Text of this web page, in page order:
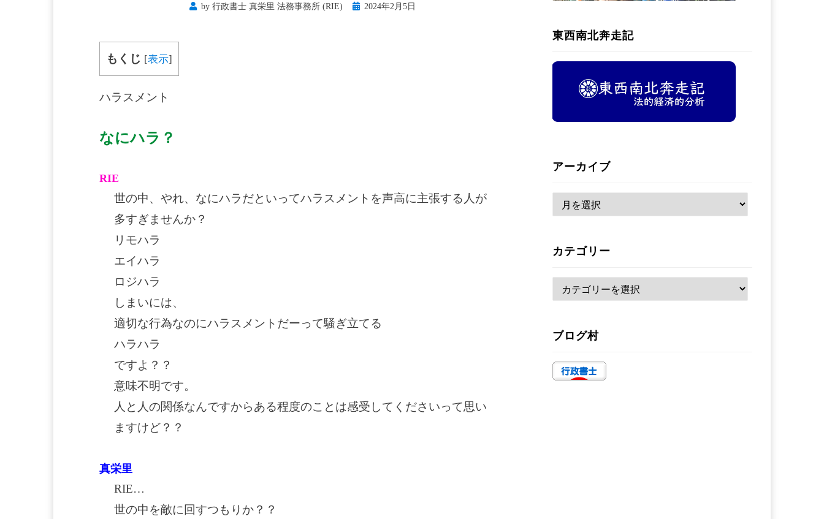
by行政書士 真栄里 法務事務所 (RIE)
Posted2024年2月5日
もくじ [表示]
ハラスメント
なにハラ？
RIE
世の中、やれ、なにハラだといってハラスメントを声高に主張する人が
多すぎませんか？
リモハラ
エイハラ
ロジハラ
しまいには、
適切な行為なのにハラスメントだーって騒ぎ立てる
ハラハラ
ですよ？？
意味不明です。
人と人の関係なんですからある程度のことは感受してくださいって思い
ますけど？？
真栄里
RIE…
世の中を敵に回すつもりか？？
東西南北奔走記
アーカイブ
ー
イ
カテゴリー
テ
リ
ブログ村